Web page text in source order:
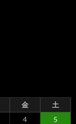
金 土
4
5